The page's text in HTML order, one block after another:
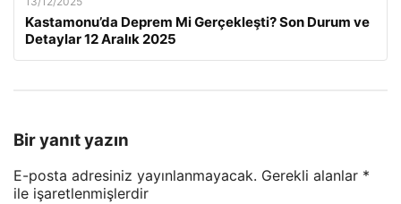
Kastamonu’da Deprem Mi Gerçekleşti? Son Durum ve
Detaylar 12 Aralık 2025
Bir yanıt yazın
E-posta adresiniz yayınlanmayacak. Gerekli alanlar *
ile işaretlenmişlerdir